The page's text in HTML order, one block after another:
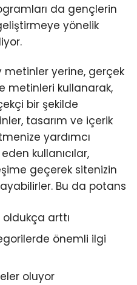
da gençlerin
yönelik
metinler yerine, gerçek
metinleri kullanarak,
bir şekilde
tasarım ve içerik
yardımcı
kullanıcılar,
geçerek sitenizin
Bu da potans
oldukça arttı
önemli ilgi
oluyor